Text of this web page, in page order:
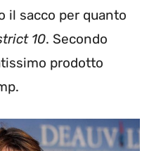
il sacco per quanto
10. Secondo
prodotto